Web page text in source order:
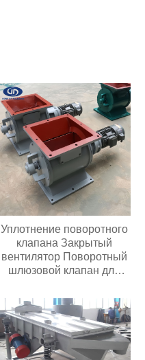
Уплотнение поворотного
клапана Закрытый
вентилятор Поворотный
шлюзовой клапан для
гранул